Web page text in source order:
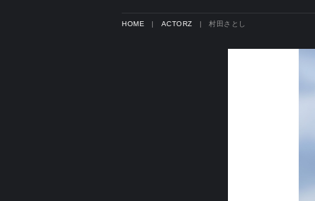
HOME ACTORZ 村田さとし